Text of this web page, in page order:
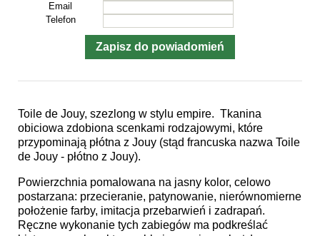
Toile de Jouy, szezlong w stylu empire. Tkanina
obiciowa zdobiona scenkami rodzajowymi, które
przypominają płótna z Jouy (stąd francuska nazwa Toile
de Jouy - płótno z Jouy).
Powierzchnia pomalowana na jasny kolor, celowo
postarzana: przecieranie, patynowanie, nierównomierne
położenie farby, imitacja przebarwień i zadrapań.
Ręczne wykonanie tych zabiegów ma podkreślać
Email
Telefon